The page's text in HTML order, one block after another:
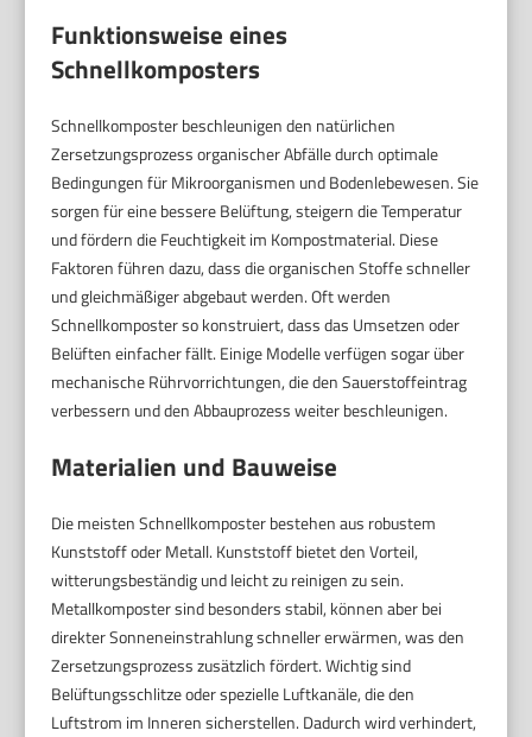
Funktionsweise eines
Schnellkomposters
Schnellkomposter beschleunigen den natürlichen
Zersetzungsprozess organischer Abfälle durch optimale
Bedingungen für Mikroorganismen und Bodenlebewesen. Sie
sorgen für eine bessere Belüftung, steigern die Temperatur
und fördern die Feuchtigkeit im Kompostmaterial. Diese
Faktoren führen dazu, dass die organischen Stoffe schneller
und gleichmäßiger abgebaut werden. Oft werden
Schnellkomposter so konstruiert, dass das Umsetzen oder
Belüften einfacher fällt. Einige Modelle verfügen sogar über
mechanische Rührvorrichtungen, die den Sauerstoffeintrag
verbessern und den Abbauprozess weiter beschleunigen.
Materialien und Bauweise
Die meisten Schnellkomposter bestehen aus robustem
Kunststoff oder Metall. Kunststoff bietet den Vorteil,
witterungsbeständig und leicht zu reinigen zu sein.
Metallkomposter sind besonders stabil, können aber bei
direkter Sonneneinstrahlung schneller erwärmen, was den
Zersetzungsprozess zusätzlich fördert. Wichtig sind
Belüftungsschlitze oder spezielle Luftkanäle, die den
Luftstrom im Inneren sicherstellen. Dadurch wird verhindert,